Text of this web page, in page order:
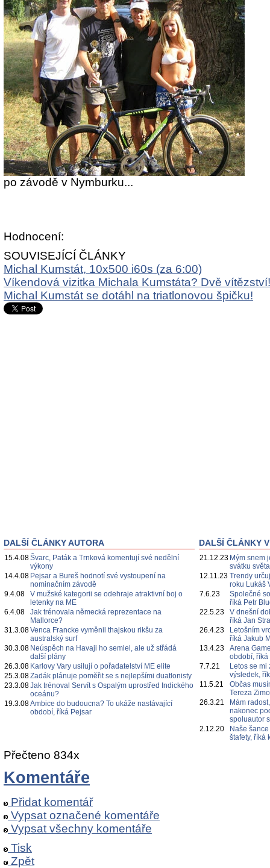
po závodě v Nymburku...
Hodnocení:
SOUVISEJÍCÍ ČLÁNKY
Michal Kumstát, 10x500 i60s (za 6:00)
Víkendová vizitka Michala Kumstáta? Dvě vítězství!
Michal Kumstát se dotáhl na triatlonovou špičku!
DALŠÍ ČLÁNKY AUTORA
15.4.08Švarc, Paták a Trnková komentují své nedělní
výkony
14.4.08 Pejsar a Bureš hodnotí své vystoupení na
nominačním závodě
9.4.08
V mužské kategorii se odehraje atraktivní boj o
letenky na ME
6.4.08
Jak trénovala německá reprezentace na
Mallorce?
31.3.08Venca Francke vyměnil thajskou rikšu za
australský surf
30.3.08 Neúspěch na Havaji ho semlel, ale už střádá
další plány
26.3.08 Karlovy Vary usilují o pořadatelství ME elite
25.3.08Zadák plánuje poměřit se s nejlepšími duatlonisty
23.3.08Jak trénoval Servít s Ospalým uprostřed Indického
oceánu?
19.3.08Ambice do budoucna? To ukáže nastávající
období, říká Pejsar
DALŠÍ ČLÁNKY
21.12.23 Mým snem
svátku
12.11.23 Trendy
roku Lukáš
7.6.23
Společné
říká Petr
22.5.23
V dnešní
říká Jan
26.4.23
Letošním
říká Jakub
13.4.23
Arena
období,
7.7.21
Letos se
výsledek,
11.5.21
Občas
Tereza
26.3.21
Mám
nakonec
spoluautor
2.12.20
Naše
štafety, říká
Přečteno 834x
Komentáře
Přidat komentář
Vypsat označené komentáře
Vypsat všechny komentáře
Tisk
Zpět